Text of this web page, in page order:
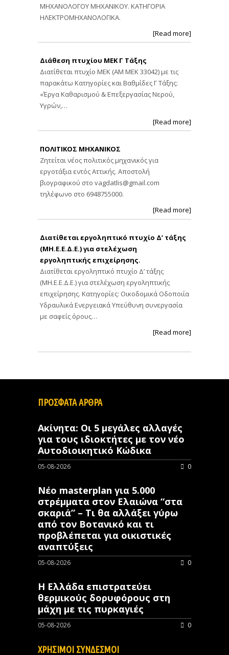
ΜΗΧΑΝΟΛΟΓΟΥ ΜΗΧΑΝΙΚΟΥ. ΚΑΤΗΓΟΡΙΑ
ΗΛΕΚΤΡΟΜΗΧΑΝΟΛΟΓΙΚΑ.
[Read more]
Διάθεση πτυχίου ΜΕΚ Γ Τάξης
Διατίθεται πτυχίο ΜΕΚ (ΑΜ ΜΕΚ 33042) με τις
παρακάτω Κατηγορίες και Βαθμίδες Γ Τάξης:
«Έργα Καθαρισμού & Επεξεργασίας Νερού,
Υγρών,…
[Read more]
ΠΟΛΙΤΙΚΟΣ ΜΗΧΑΝΙΚΟΣ
Ζητείται νέος πολιτικός μηχανικός για
εργοτάξια εντός Αττικής. Αποστολή
βιογραφικού στο vagdatlis@gmail.com
τηλέφωνο στο 6948755000.
[Read more]
Διατίθεται εργοληπτικό πτυχίο Δ’ τάξης
(ΜΗ.Ε.Ε.Δ.Ε.) για στελέχωση
εργοληπτικής επιχείρησης.
Διατίθεται εργοληπτικό πτυχίο Δ’ τάξης
(ΜΗ.Ε.Ε.Δ.Ε.) για στελέχωση εργοληπτικής
επιχείρησης. Κατηγορίες: Οικοδομικά Οδοποιία
Υδραυλικά Ενεργειακά Υπεύθυνη συνεργασία
με σαφείς όρους…
[Read more]
ΠΡΟΣΦΑΤΑ ΑΡΘΡΑ
Ακίνητα: Οι 5 μεγάλες αλλαγές
για τους ιδιοκτήτες με τον νέο
Αυτοδιοικητικό Κώδικα
05-08-2026 0
Νέο masterplan για 5.000
στρέμματα στον Ελαιώνα “στα
σκαριά” – Τι θα αλλάξει γύρω
από τον Βοτανικό και τι
προβλέπεται για οικιστικές
αναπτύξεις
05-08-2026 0
Η Ελλάδα επιστρατεύει
θερμικούς δορυφόρους στη
μάχη με τις πυρκαγιές
05-08-2026 0
ΧΡΗΣΙΜΟΙ ΣΥΝΔΕΣΜΟΙ